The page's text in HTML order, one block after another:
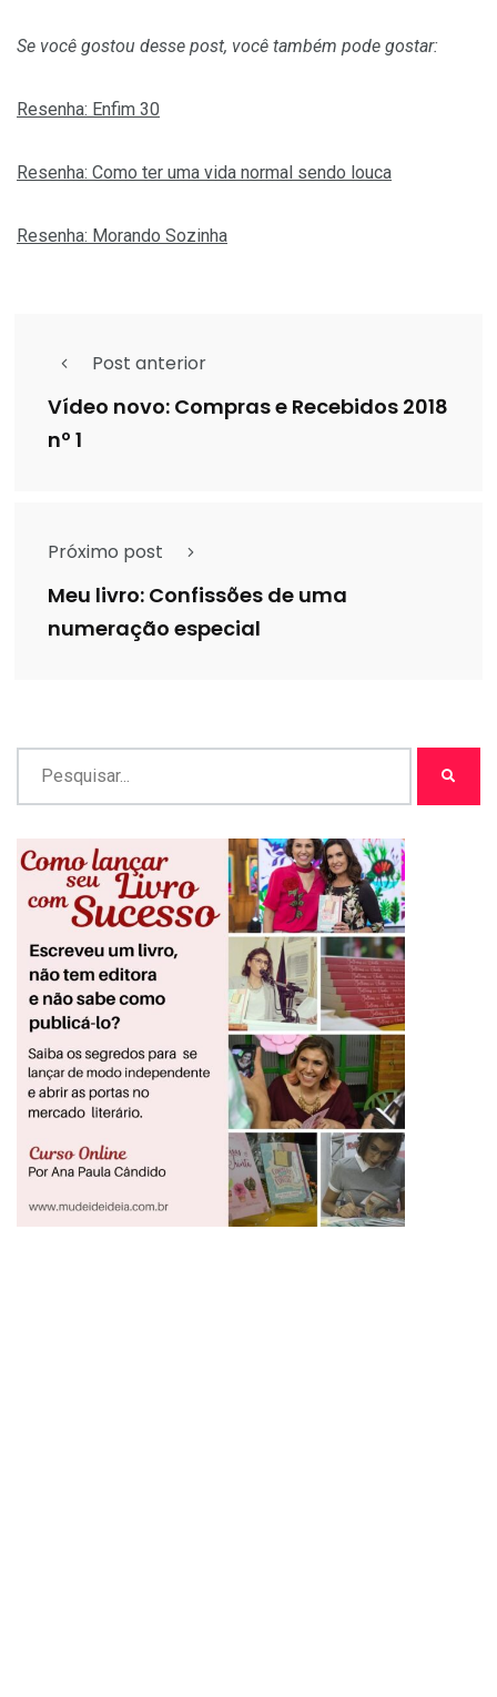
Se você gostou desse post, você também pode gostar:
Resenha: Enfim 30
Resenha: Como ter uma vida normal sendo louca
Resenha: Morando Sozinha
Post anterior
Vídeo novo: Compras e Recebidos 2018
nº 1
Próximo post
Meu livro: Confissões de uma
numeração especial